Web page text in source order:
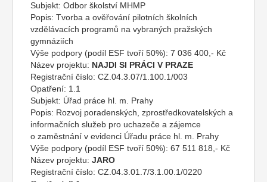
Subjekt: Odbor školství MHMP
Popis: Tvorba a ověřování pilotních školních
vzdělávacích programů na vybraných pražských
gymnáziích
Výše podpory (podíl ESF tvoří 50%): 7 036 400,- Kč
Název projektu: NAJDI SI PRÁCI V PRAZE
Registrační číslo: CZ.04.3.07/1.100.1/003
Opatření: 1.1
Subjekt: Úřad práce hl. m. Prahy
Popis: Rozvoj poradenských, zprostředkovatelských a
informačních služeb pro uchazeče a zájemce
o zaměstnání v evidenci Úřadu práce hl. m. Prahy
Výše podpory (podíl ESF tvoří 50%): 67 511 818,- Kč
Název projektu: JARO
Registrační číslo: CZ.04.3.01.7/3.1.00.1/0220